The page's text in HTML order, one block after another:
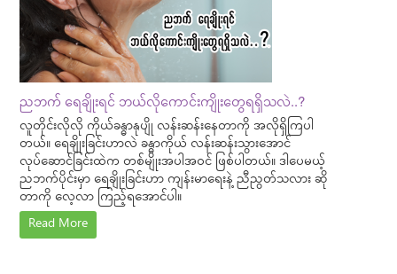
ညဘက် ရေချိုးရင် ဘယ်လိုကောင်းကျိုးတွေရရှိသလဲ..?
လူတိုင်းလိုလို ကိုယ်ခန္ဓာနုပျို လန်းဆန်းနေတာကို အလိုရှိကြပါ
တယ်။ ရေချိုးခြင်းဟာလဲ ခန္ဓာကိုယ် လန်းဆန်းသွားအောင်
လုပ်ဆောင်ခြင်းထဲက တစ်မျိုးအပါအဝင် ဖြစ်ပါတယ်။ ဒါပေမယ့်
ညဘက်ပိုင်းမှာ ရေချိုးခြင်းဟာ ကျန်းမာရေးနဲ့ ညီညွတ်သလား ဆို
တာကို လေ့လာ ကြည့်ရအောင်ပါ။
Read More